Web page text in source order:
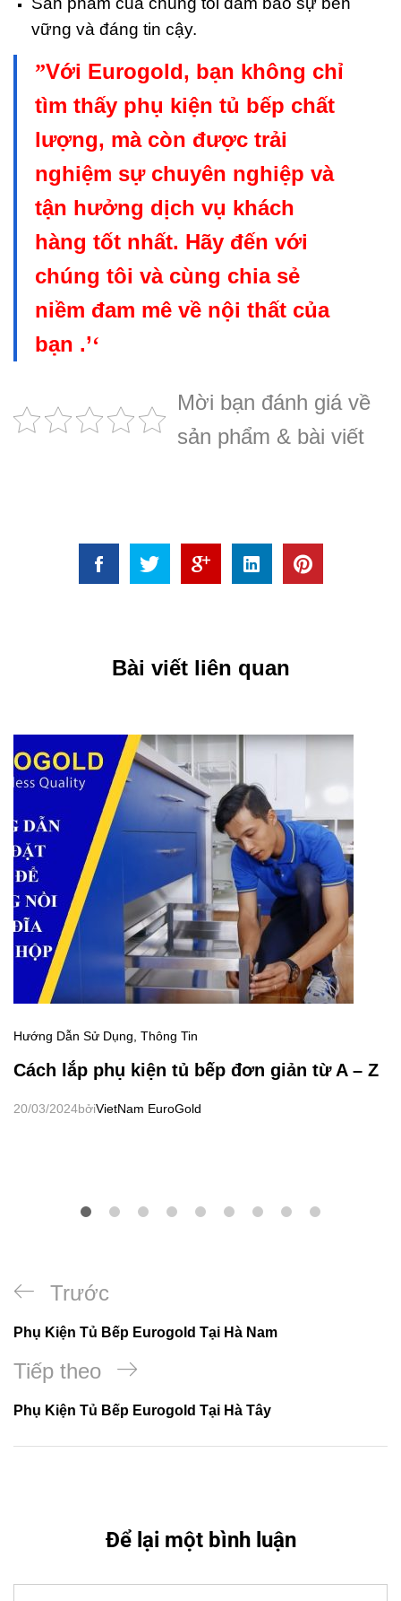
vững và đáng tin cậy.
”Với Eurogold, bạn không chỉ
tìm thấy phụ kiện tủ bếp chất
lượng, mà còn được trải
nghiệm sự chuyên nghiệp và
tận hưởng dịch vụ khách
hàng tốt nhất. Hãy đến với
chúng tôi và cùng chia sẻ
niềm đam mê về nội thất của
bạn .’‘
Mời bạn đánh giá về
sản phẩm & bài viết
Bài viết liên quan
Hướng Dẫn Sử Dụng Thông Tin
Cách lắp phụ kiện tủ bếp đơn giản từ A – Z
20/03/2024bởiVietNam EuroGold
Điều
bài
viết
Previous
Post
Trước
Phụ Kiện Tủ Bếp Eurogold Tại Hà Nam
Bài
tiếp
Tiếp theo
Phụ Kiện Tủ Bếp Eurogold Tại Hà Tây
Để lại một bình luận